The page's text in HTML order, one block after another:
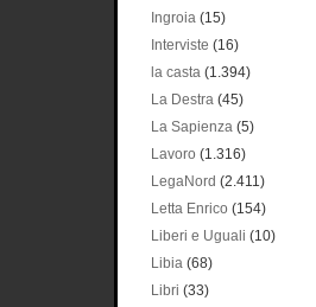
Ingroia (15)
Interviste (16)
la casta (1.394)
La Destra (45)
La Sapienza (5)
Lavoro (1.316)
LegaNord (2.411)
Letta Enrico (154)
Liberi e Uguali (10)
Libia (68)
Libri (33)